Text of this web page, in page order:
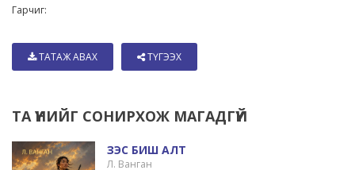
Гарчиг:
ТАТАЖ АВАХ ТҮГЭЭХ
ТА ҮҮНИЙГ СОНИРХОЖ МАГАДГҮЙ
ЗЭС БИШ АЛТ
Л. Ванган